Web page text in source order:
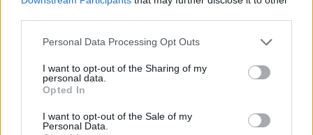
Personal Data Processing Opt Outs
I want to opt-out of the Sharing of my
personal data.
Opted In
I want to opt-out of the Sale of my
Personal Data.